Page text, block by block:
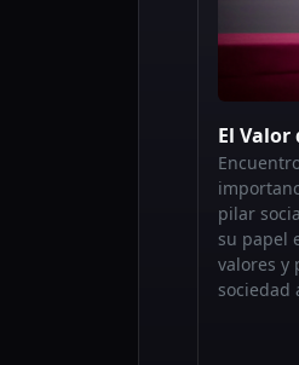
El
pilar
su papel
valores y
sociedad